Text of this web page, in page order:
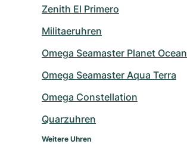
Zenith El Primero
Militaeruhren
Omega Seamaster Planet Ocean
Omega Seamaster Aqua Terra
Omega Constellation
Quarzuhren
Weitere Uhren